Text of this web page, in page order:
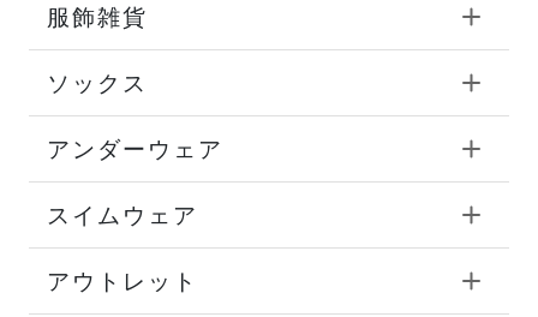
服飾雑貨
ソックス
アンダーウェア
スイムウェア
アウトレット